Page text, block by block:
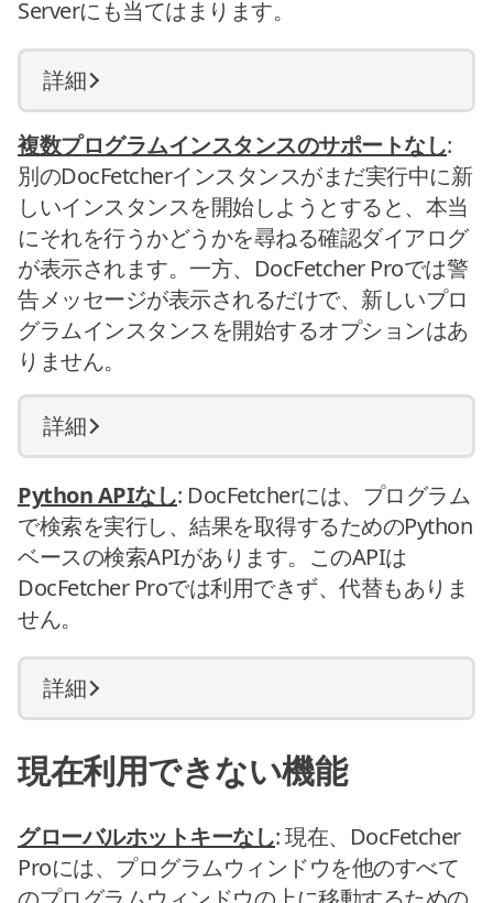
Serverにも当てはまります。
詳細
複数プログラムインスタンスのサポートなし:
別のDocFetcherインスタンスがまだ実行中に新
しいインスタンスを開始しようとすると、本当
にそれを行うかどうかを尋ねる確認ダイアログ
が表示されます。一方、DocFetcher Proでは警
告メッセージが表示されるだけで、新しいプロ
グラムインスタンスを開始するオプションはあ
りません。
詳細
Python APIなし: DocFetcherには、プログラム
で検索を実行し、結果を取得するためのPython
ベースの検索APIがあります。このAPIは
DocFetcher Proでは利用できず、代替もありま
せん。
詳細
現在利用できない機能
グローバルホットキーなし: 現在、DocFetcher
Proには、プログラムウィンドウを他のすべて